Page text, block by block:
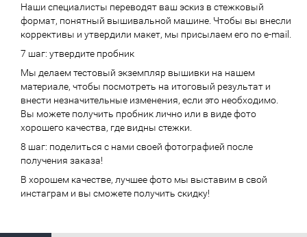
Наши специалисты переводят ваш эскиз в стежковый
формат, понятный вышивальной машине. Чтобы вы внесли
коррективы и утвердили макет, мы присылаем его по e-mail.
7 шаг: утвердите пробник
Мы делаем тестовый экземпляр вышивки на нашем
материале, чтобы посмотреть на итоговый результат и
внести незначительные изменения, если это необходимо.
Вы можете получить пробник лично или в виде фото
хорошего качества, где видны стежки.
8 шаг: поделиться с нами своей фотографией после
получения заказа!
В хорошем качестве, лучшее фото мы выставим в свой
инстаграм и вы сможете получить скидку!